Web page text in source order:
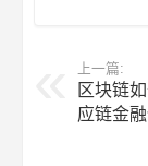
上一篇:
区块链
应链金